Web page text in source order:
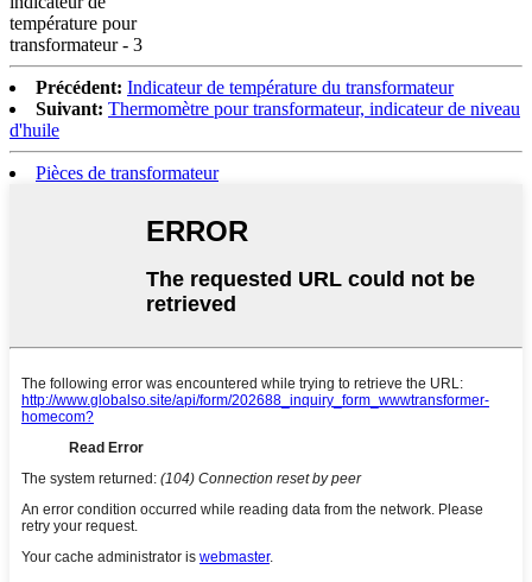
Précédent: Indicateur de température du transformateur
Suivant: Thermomètre pour transformateur, indicateur de niveau
d'huile
Pièces de transformateur